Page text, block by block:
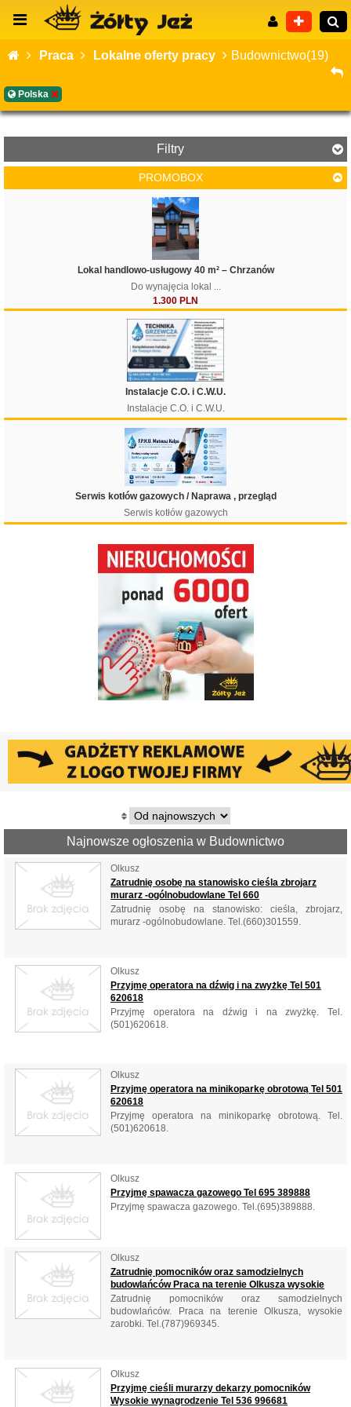
Praca Lokalne oferty pracy Budownictwo(19)
Polska
Filtry
Filtruj
PROMOBOX
Lokal handlowo-usługowy 40 m² – Chrzanów
Do wynajęcia lokal ...
1.300 PLN
Instalacje C.O. i C.W.U.
Instalacje C.O. i C.W.U.
Serwis kotłów gazowych / Naprawa , przegląd
Serwis kotłów gazowych
Najnowsze ogłoszenia w Budownictwo
Olkusz
Zatrudnię osobę na stanowisko cieśla zbrojarz
murarz -ogólnobudowlane Tel 660
Zatrudnię osobę na stanowisko: cieśla, zbrojarz,
murarz -ogólnobudowlane. Tel.(660)301559.
Olkusz
Przyjmę operatora na dźwig i na zwyżkę Tel 501
620618
Przyjmę operatora na dźwig i na zwyżkę. Tel.
(501)620618.
Olkusz
Przyjmę operatora na minikoparkę obrotową Tel 501
620618
Przyjmę operatora na minikoparkę obrotową. Tel.
(501)620618.
Olkusz
Przyjmę spawacza gazowego Tel 695 389888
Przyjmę spawacza gazowego. Tel.(695)389888.
Olkusz
Zatrudnię pomocników oraz samodzielnych
budowlańców Praca na terenie Olkusza wysokie
Zatrudnię pomocników oraz samodzielnych
budowlańców. Praca na terenie Olkusza, wysokie
zarobki. Tel.(787)969345.
Olkusz
Przyjmę cieśli murarzy dekarzy pomocników
Wysokie wynagrodzenie Tel 536 996681